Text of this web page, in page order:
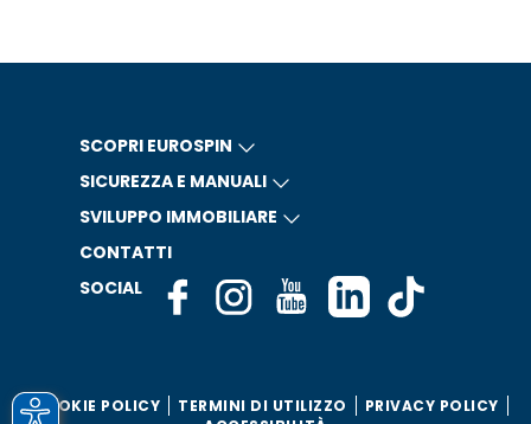
SCOPRI EUROSPIN
SICUREZZA E MANUALI
SVILUPPO IMMOBILIARE
CONTATTI
SOCIAL
COOKIE POLICY TERMINI DI UTILIZZO
PRIVACY POLICY